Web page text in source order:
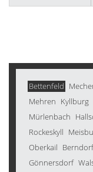
Bettenfeld
Mehren Kyllburg
Mürlenbach
Rockeskyll
Oberkail Berndorf
Gönnersdorf